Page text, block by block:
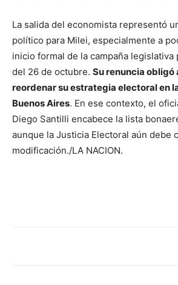
La salida del economista representó
político para Milei, especialmente a
inicio formal de la campaña legislativa
del 26 de octubre. Su renuncia obligó
reordenar su estrategia electoral en
Buenos Aires. En ese contexto, el
Diego Santilli encabece la lista
aunque la Justicia Electoral aún debe
modificación./LA NACION.